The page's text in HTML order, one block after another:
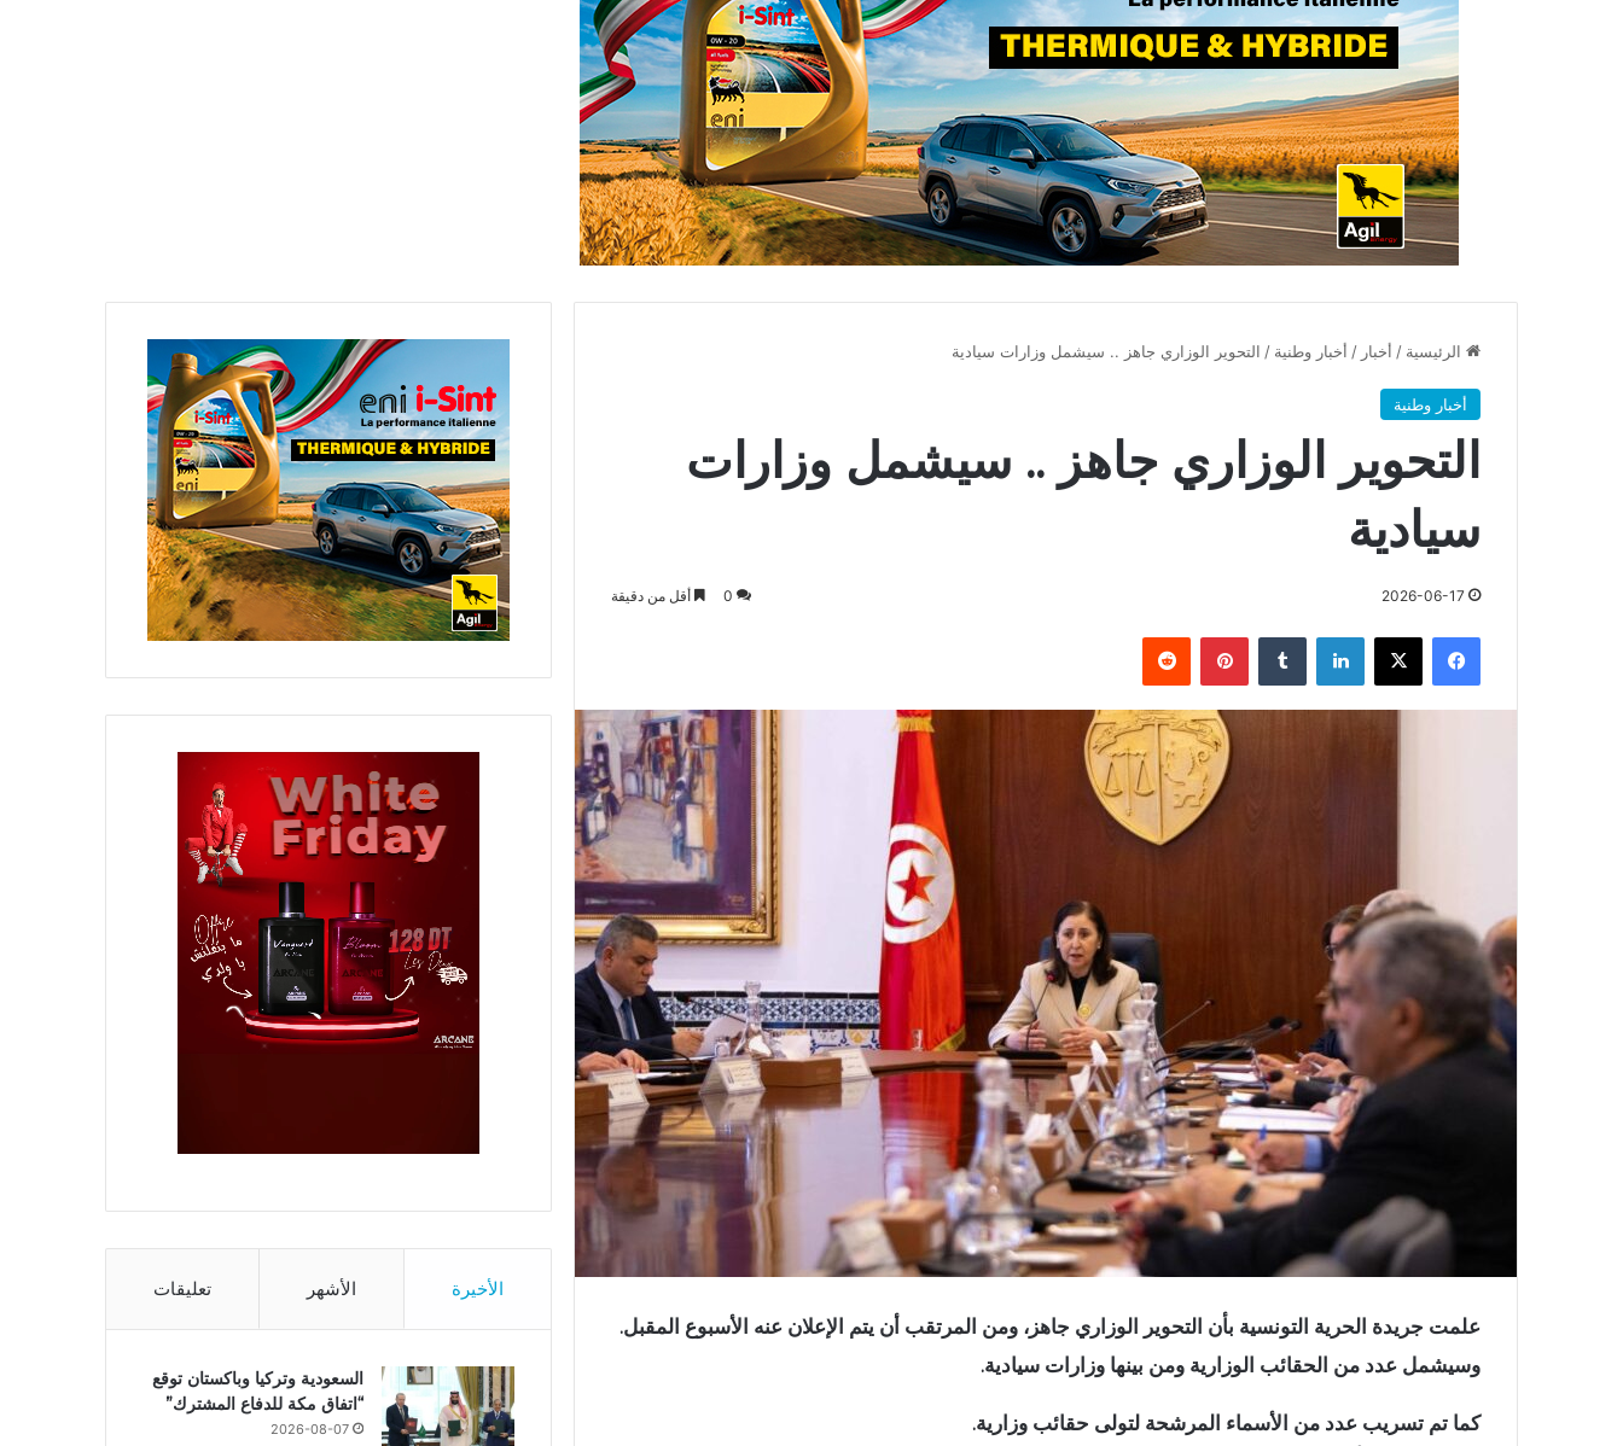
الرئيسية / أخبار / أخبار وطنية / التحوير الوزاري جاهز .. سيشمل وزارات سيادية
أخبار وطنية
التحوير الوزاري جاهز .. سيشمل وزارات
سيادية
2026-06-17
0 أقل من دقيقة
فيسبوك X لينكدإن بينتيريست
علمت جريدة الحرية التونسية بأن التحوير الوزاري جاهز، ومن المرتقب أن يتم الإعلان عنه الأسبوع المقبل.
وسيشمل عدد من الحقائب الوزارية ومن بينها وزارات سيادية.
كما تم تسريب عدد من الأسماء المرشحة لتولى حقائب وزارية.
الأخيرة الأشهر تعليقات
السعودية وتركيا وباكستان توقع
“اتفاق مكة للدفاع المشترك”
2026-08-07